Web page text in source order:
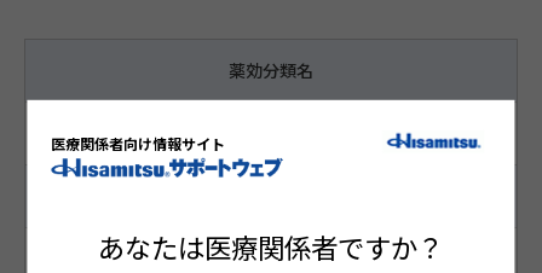
薬効分類名
原発性手掌多汗症治療剤
オキシブチニン塩酸塩 20%
医療関係者向け情報サイト
あなたは医療関係者ですか？